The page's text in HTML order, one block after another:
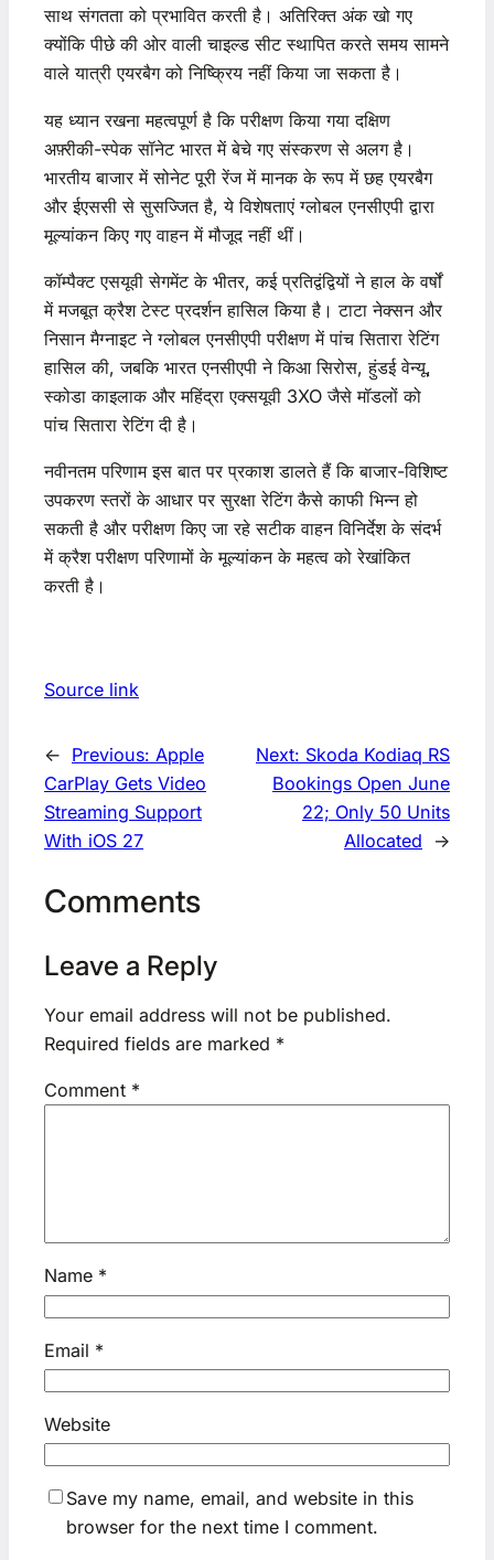
साथ संगतता को प्रभावित करती है। अतिरिक्त अंक खो गए
क्योंकि पीछे की ओर वाली चाइल्ड सीट स्थापित करते समय सामने
वाले यात्री एयरबैग को निष्क्रिय नहीं किया जा सकता है।
यह ध्यान रखना महत्वपूर्ण है कि परीक्षण किया गया दक्षिण
अफ़्रीकी-स्पेक सॉनेट भारत में बेचे गए संस्करण से अलग है।
भारतीय बाजार में सोनेट पूरी रेंज में मानक के रूप में छह एयरबैग
और ईएससी से सुसज्जित है, ये विशेषताएं ग्लोबल एनसीएपी द्वारा
मूल्यांकन किए गए वाहन में मौजूद नहीं थीं।
कॉम्पैक्ट एसयूवी सेगमेंट के भीतर, कई प्रतिद्वंद्वियों ने हाल के वर्षों
में मजबूत क्रैश टेस्ट प्रदर्शन हासिल किया है। टाटा नेक्सन और
निसान मैग्नाइट ने ग्लोबल एनसीएपी परीक्षण में पांच सितारा रेटिंग
हासिल की, जबकि भारत एनसीएपी ने किआ सिरोस, हुंडई वेन्यू,
स्कोडा काइलाक और महिंद्रा एक्सयूवी 3XO जैसे मॉडलों को
पांच सितारा रेटिंग दी है।
नवीनतम परिणाम इस बात पर प्रकाश डालते हैं कि बाजार-विशिष्ट
उपकरण स्तरों के आधार पर सुरक्षा रेटिंग कैसे काफी भिन्न हो
सकती है और परीक्षण किए जा रहे सटीक वाहन विनिर्देश के संदर्भ
में क्रैश परीक्षण परिणामों के मूल्यांकन के महत्व को रेखांकित
करती है।
Source link
← Previous: Apple
CarPlay Gets Video
Streaming Support
With iOS 27
Next: Skoda Kodiaq RS
Bookings Open June
22; Only 50 Units
Allocated
→
Comments
Leave a Reply
Your email address will not be published.
Required fields are marked *
Comment *
Name *
Email *
Website
Save my name, email, and website in this
browser for the next time I comment.